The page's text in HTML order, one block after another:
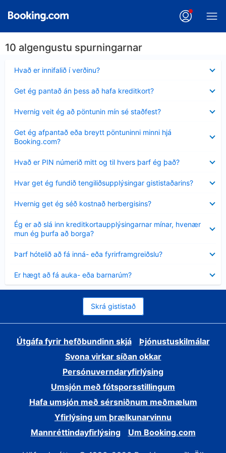
10 algengustu spurningarnar
Hvað er innifalið í verðinu?
sýnt
Get ég pantað án þess að hafa kreditkort?
sýnt
Hvernig veit ég að pöntunin mín sé staðfest?
sýnt
Get ég afpantað eða breytt pöntuninni minni hjá
Booking.com?
sýnt
Hvað er PIN númerið mitt og til hvers þarf ég það?
sýnt
Hvar get ég fundið tengiliðsupplýsingar gististaðarins?
sýnt
Hvernig get ég séð kostnað herbergisins?
sýnt
Ég er að slá inn kreditkortaupplýsingarnar mínar, hvenær
mun ég þurfa að borga?
Minna
sýnt
Þarf hótelið að fá inná- eða fyrirframgreiðslu?
sýnt
Er hægt að fá auka- eða barnarúm?
sýnt
Skrá gististað
Útgáfa fyrir hefðbundinn skjá
Þjónustuskilmálar
Svona virkar síðan okkar
Persónuverndaryfirlýsing
Umsjón með fótsporsstillingum
Hafa umsjón með sérsniðnum meðmælum
Yfirlýsing um þrælkunarvinnu
Mannréttindayfirlýsing
Um Booking.com